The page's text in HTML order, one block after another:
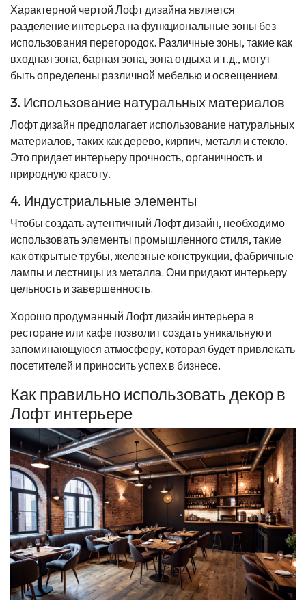
Характерной чертой Лофт дизайна является
разделение интерьера на функциональные зоны без
использования перегородок. Различные зоны, такие как
входная зона, барная зона, зона отдыха и т.д., могут
быть определены различной мебелью и освещением.
3. Использование натуральных материалов
Лофт дизайн предполагает использование натуральных
материалов, таких как дерево, кирпич, металл и стекло.
Это придает интерьеру прочность, органичность и
природную красоту.
4. Индустриальные элементы
Чтобы создать аутентичный Лофт дизайн, необходимо
использовать элементы промышленного стиля, такие
как открытые трубы, железные конструкции, фабричные
лампы и лестницы из металла. Они придают интерьеру
цельность и завершенность.
Хорошо продуманный Лофт дизайн интерьера в
ресторане или кафе позволит создать уникальную и
запоминающуюся атмосферу, которая будет привлекать
посетителей и приносить успех в бизнесе.
Как правильно использовать декор в
Лофт интерьере